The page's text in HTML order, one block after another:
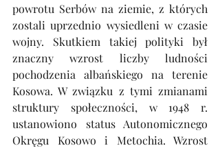
powrotu Serbów na ziemie, z których
zostali uprzednio wysiedleni w czasie
wojny. Skutkiem takiej polityki był
znaczny wzrost liczby ludności
pochodzenia albańskiego na terenie
Kosowa. W związku z tymi zmianami
struktury społeczności, w 1948 r.
ustanowiono status Autonomicznego
Okręgu Kosowo i Metochia. Wzrost